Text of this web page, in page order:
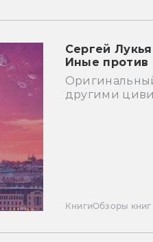
Сергей
Иные против
другими
КнигиОбзоры книг